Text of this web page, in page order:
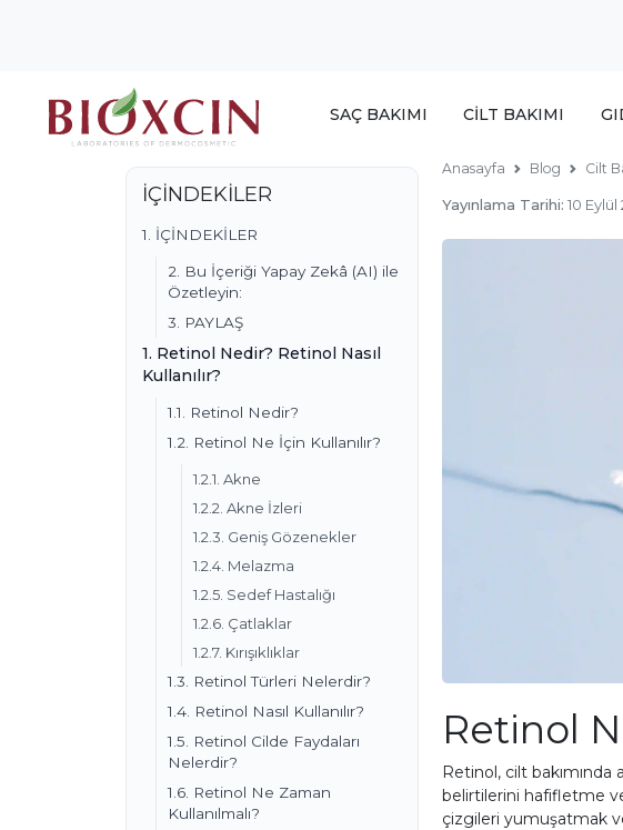
SAÇ BAKIMI CİLT BAKIMI
İÇİNDEKİLER
1. İÇİNDEKİLER
2. Bu İçeriği Yapay Zekâ (AI) ile
Özetleyin:
3. PAYLAŞ
1. Retinol Nedir? Retinol Nasıl
Kullanılır?
1.1. Retinol Nedir?
1.2. Retinol Ne İçin Kullanılır?
1.2.1. Akne
1.2.2. Akne İzleri
1.2.3. Geniş Gözenekler
1.2.4. Melazma
1.2.5. Sedef Hastalığı
1.2.6. Çatlaklar
1.2.7. Kırışıklıklar
1.3. Retinol Türleri Nelerdir?
1.4. Retinol Nasıl Kullanılır?
1.5. Retinol Cilde Faydaları
Nelerdir?
1.6. Retinol Ne Zaman
Kullanılmalı?
Anasayfa Blog Cilt
Yayınlama Tarihi: 10 Eylül
Retinol
Retinol, cilt
belirtilerini hafifletme
çizgileri yumuşatmak